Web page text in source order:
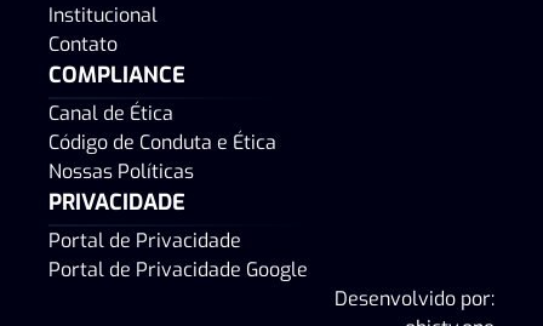
Institucional
Contato
COMPLIANCE
Canal de Ética
Código de Conduta e Ética
Nossas Políticas
PRIVACIDADE
Portal de Privacidade
Portal de Privacidade Google
Desenvolvido por: